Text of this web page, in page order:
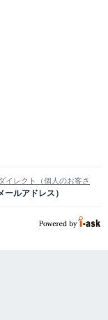
イレクト（個人のお客さ
ルアドレス）